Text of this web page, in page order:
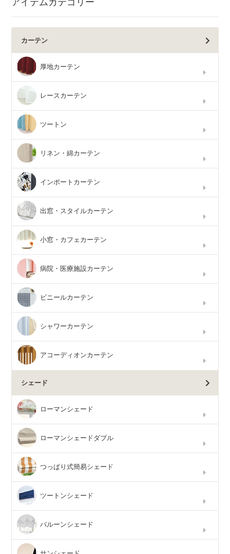
カーテン
厚地カーテン
レースカーテン
ツートン
リネン・綿カーテン
インポートカーテン
出窓・スタイルカーテン
小窓・カフェカーテン
病院・医療施設カーテン
ビニールカーテン
シャワーカーテン
アコーディオンカーテン
シェード
ローマンシェード
ローマンシェードダブル
つっぱり式簡易シェード
ツートンシェード
バルーンシェード